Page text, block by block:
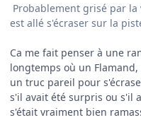
Probablement grisé par
est allé s'écraser sur la
Ca me fait penser à une
longtemps où un
un truc pareil pour
s'il avait été surpris ou s'il
s'était vraiment bien